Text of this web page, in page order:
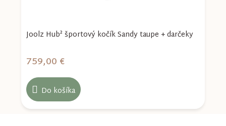
Joolz Hub² športový kočík Sandy taupe + darčeky
759,00 €
Do košíka